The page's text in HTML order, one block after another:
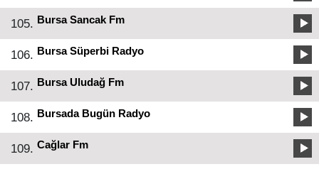
105. Bursa Sancak Fm
106. Bursa Süperbi Radyo
107. Bursa Uludağ Fm
108. Bursada Bugün Radyo
109. Cağlar Fm